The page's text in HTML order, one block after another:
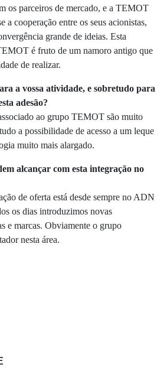
os parceiros de mercado, e a TEMOT
a cooperação entre os seus acionistas,
grande de ideias. Esta
é fruto de um namoro antigo que
de realizar.
a vossa atividade, e sobretudo para
adesão?
ao grupo TEMOT são muito
a possibilidade de acesso a um leque
muito mais alargado.
alcançar com esta integração no
de oferta está desde sempre no ADN
os dias introduzimos novas
e marcas. Obviamente o grupo
nesta área.